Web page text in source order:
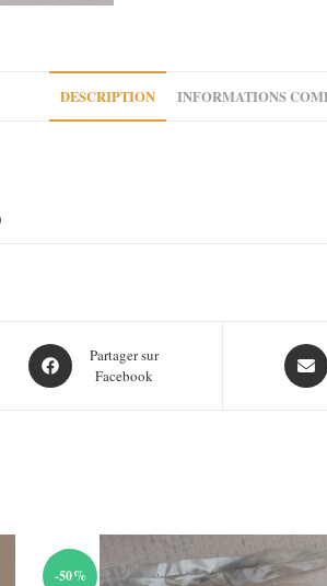
DESCRIPTION INFORMATIONS
Opens
in
Partager sur
Facebook
Opens
in
-50%